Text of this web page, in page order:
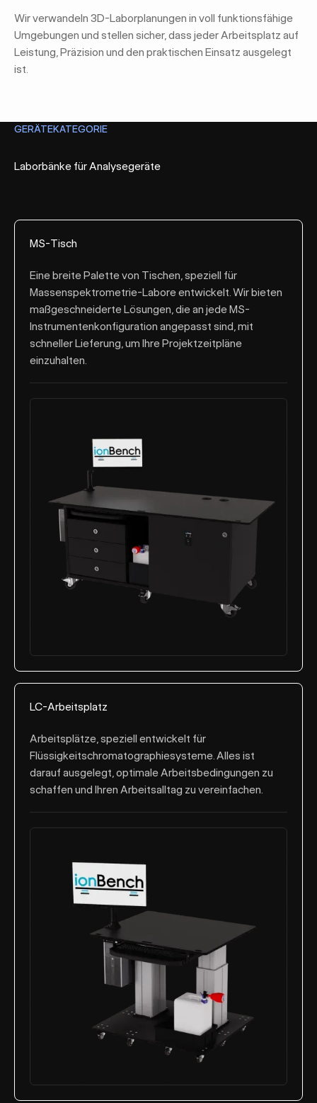
Wir verwandeln 3D-Laborplanungen in voll funktionsfähige
Umgebungen und stellen sicher, dass jeder Arbeitsplatz auf
Leistung, Präzision und den praktischen Einsatz ausgelegt
ist.
GERÄTEKATEGORIE
Laborbänke für Analysegeräte
MS-Tisch
Eine breite Palette von Tischen, speziell für
Massenspektrometrie-Labore entwickelt. Wir bieten
maßgeschneiderte Lösungen, die an jede MS-
Instrumentenkonfiguration angepasst sind, mit
schneller Lieferung, um Ihre Projektzeitpläne
einzuhalten.
LC-Arbeitsplatz
Arbeitsplätze, speziell entwickelt für
Flüssigkeitschromatographiesysteme. Alles ist
darauf ausgelegt, optimale Arbeitsbedingungen zu
schaffen und Ihren Arbeitsalltag zu vereinfachen.